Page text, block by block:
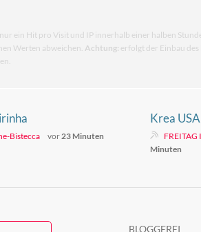
ein Hit pro Visit und IP innerhalb einer halben
Werten abweichen. Achtung: erfolgt der Einbau
Bistecca vor23 Minuten
Krea
Millionen
Minuten
BLOGGEREI